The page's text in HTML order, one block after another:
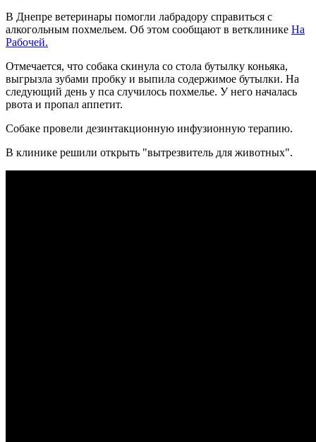
В Днепре ветеринары помогли лабрадору справиться с
алкогольным похмельем. Об этом сообщают в ветклинике На
Рабочей.
Отмечается, что собака скинула со стола бутылку коньяка,
выгрызла зубами пробку и выпила содержимое бутылки. На
следующий день у пса случилось похмелье. У него началась
рвота и пропал аппетит.
Собаке провели дезинтакционную инфузионную терапию.
В клинике решили открыть "вытрезвитель для животных".